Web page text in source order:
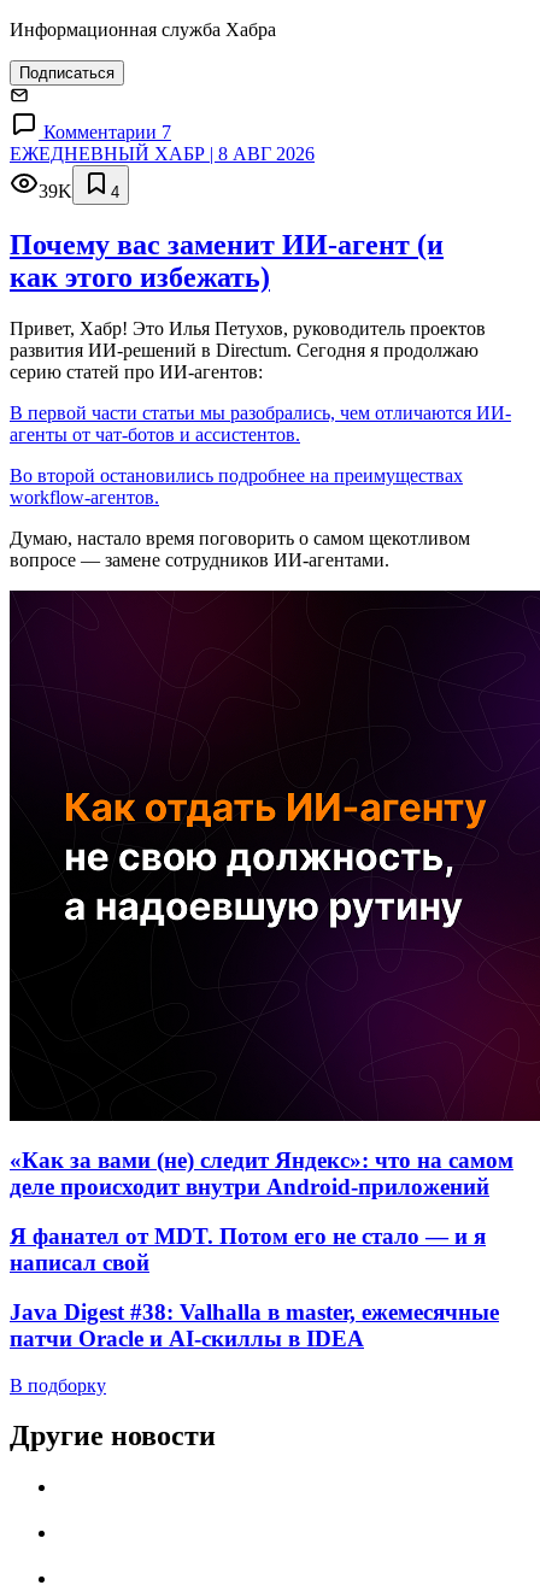
Информационная служба Хабра
Подписаться
Комментарии 7
ЕЖЕДНЕВНЫЙ ХАБР | 8 АВГ 2026
39K
4
Почему вас заменит ИИ‑агент (и
как этого избежать)
Привет, Хабр! Это Илья Петухов, руководитель проектов
развития ИИ-решений в Directum. Сегодня я продолжаю
серию статей про ИИ-агентов:
В первой части статьи мы разобрались, чем отличаются ИИ-
агенты от чат-ботов и ассистентов.
Во второй остановились подробнее на преимуществах
workflow-агентов.
Думаю, настало время поговорить о самом щекотливом
вопросе — замене сотрудников ИИ-агентами.
«Как за вами (не) следит Яндекс»: что на самом
деле происходит внутри Android-приложений
Я фанател от MDT. Потом его не стало — и я
написал свой
Java Digest #38: Valhalla в master, ежемесячные
патчи Oracle и AI-скиллы в IDEA
В подборку
Другие новости